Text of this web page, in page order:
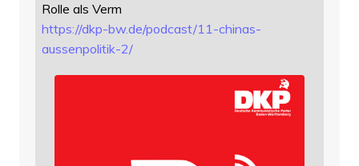
Rolle als Verm
https://dkp-bw.de/podcast/11-chinas-
aussenpolitik-2/